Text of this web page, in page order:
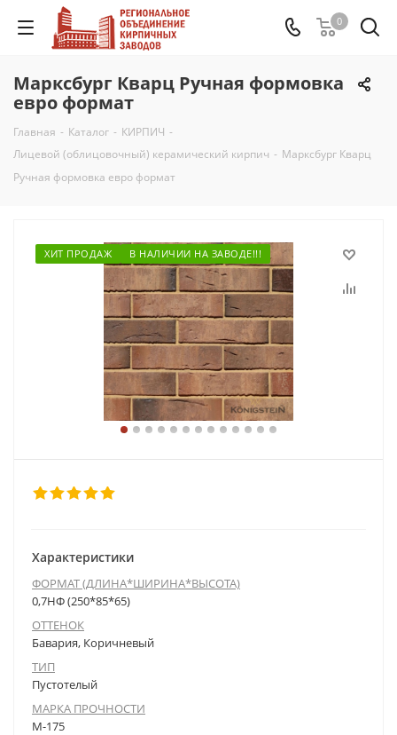
0
Марксбург Кварц Ручная формовка
евро формат
Главная - Каталог - КИРПИЧ -
Лицевой (облицовочный) керамический кирпич - Марксбург Кварц
Ручная формовка евро формат
ХИТ ПРОДАЖ В НАЛИЧИИ НА ЗАВОДЕ!!!
Характеристики
ФОРМАТ (ДЛИНА*ШИРИНА*ВЫСОТА)
0,7НФ (250*85*65)
ОТТЕНОК
Бавария, Коричневый
ТИП
Пустотелый
МАРКА ПРОЧНОСТИ
М-175